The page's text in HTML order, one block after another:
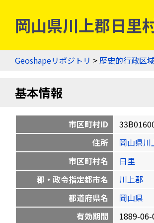
岡山県川上郡日里
Geoshapeリポジトリ >歴史的行政区
基本情報
市区町村ID
住所
岡山県川
市区町村名
日里
郡・政令指定都市名
川上郡
都道府県名
岡山県
有効期間
1889-